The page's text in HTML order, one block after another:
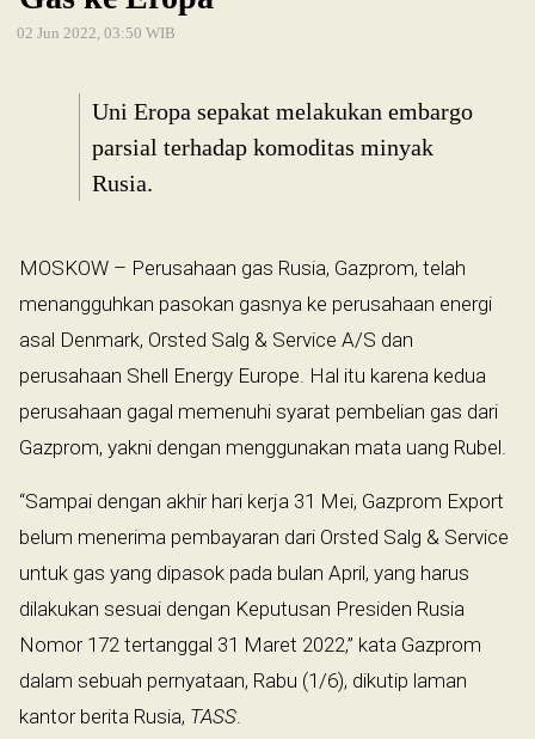
02 Jun 2022, 03:50 WIB
Uni Eropa sepakat melakukan embargo
parsial terhadap komoditas minyak
Rusia.
MOSKOW – Perusahaan gas Rusia, Gazprom, telah
menangguhkan pasokan gasnya ke perusahaan energi
asal Denmark, Orsted Salg & Service A/S dan
perusahaan Shell Energy Europe. Hal itu karena kedua
perusahaan gagal memenuhi syarat pembelian gas dari
Gazprom, yakni dengan menggunakan mata uang Rubel.
“Sampai dengan akhir hari kerja 31 Mei, Gazprom Export
belum menerima pembayaran dari Orsted Salg & Service
untuk gas yang dipasok pada bulan April, yang harus
dilakukan sesuai dengan Keputusan Presiden Rusia
Nomor 172 tertanggal 31 Maret 2022,” kata Gazprom
dalam sebuah pernyataan, Rabu (1/6), dikutip laman
kantor berita Rusia, TASS